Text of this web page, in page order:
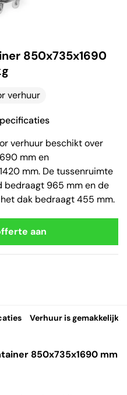
850x735x1690
verhuur
verhuur beschikt over
mm en
mm. De tussenruimte
bedraagt 965 mm en de
dak bedraagt 455 mm.
aan
Verhuur is gemakkelijk
850x735x1690 mm